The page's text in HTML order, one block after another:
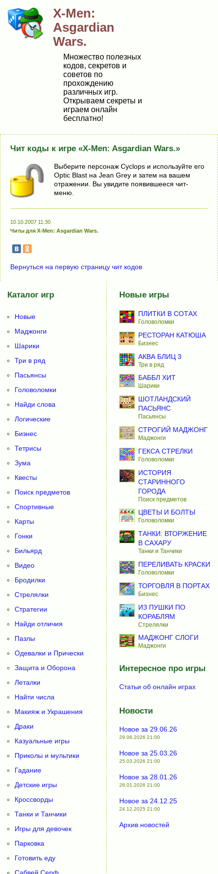
X-Men:
Asgardian
Wars.
Множество полезных
кодов, секретов и
советов по
прохождению
различных игр.
Открываем секреты и
играем онлайн
бесплатно!
Чит коды к игре «X-Men: Asgardian Wars.»
Выберите персонаж Cyclops и используйте его
Optic Blast на Jean Grey и затем на вашем
отражении. Вы увидите появившееся чит-
меню.
10.10.2007 11:30
Читы для X-Men: Asgardian Wars.
Вернуться на первую страницу чит кодов
Каталог игр
Новые
Маджонги
Шарики
Три в ряд
Пасьянсы
Головоломки
Найди слова
Логические
Бизнес
Тетрисы
Зума
Квесты
Поиск предметов
Спортивные
Карты
Гонки
Бильярд
Видео
Бродилки
Стрелялки
Стратегии
Найди отличия
Пазлы
Одевалки и Прически
Защита и Оборона
Леталки
Найти числа
Макияж и Украшения
Драки
Казуальные игры
Приколы и мультики
Гадание
Детские игры
Кроссворды
Танки и Танчики
Игры для девочек
Парковка
Готовить еду
Новые игры
ПЛИТКИ В СОТАХ
Головоломки
РЕСТОРАН КАТЮША
Бизнес
АКВА БЛИЦ 3
Три в ряд
БАББЛ ХИТ
Шарики
ШОТЛАНДСКИЙ
ПАСЬЯНС
Пасьянсы
СТРОГИЙ МАДЖОНГ
Маджонги
ГЕКСА СТРЕЛКИ
Головоломки
ИСТОРИЯ
СТАРИННОГО
ГОРОДА
Поиск предметов
ЦВЕТЫ И БОЛТЫ
Головоломки
ТАНКИ: ВТОРЖЕНИЕ
В САХАРУ
Танки и Танчики
ПЕРЕЛИВАТЬ КРАСКИ
Головоломки
ТОРГОВЛЯ В ПОРТАХ
Бизнес
ИЗ ПУШКИ ПО
КОРАБЛЯМ
Стрелялки
МАДЖОНГ СЛОГИ
Маджонги
Интересное про игры
Статьи об онлайн играх
Новости
Новое за 29.06.26
29.06.2026 21:00
Новое за 25.03.26
25.03.2026 21:00
Новое за 28.01.26
28.01.2026 21:00
Новое за 24.12.25
24.12.2025 21:00
Архив новостей